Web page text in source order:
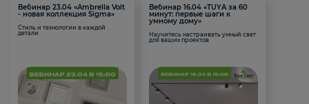
Вебинар 23.04 «Ambrella Volt
- новая коллекция Sigma»
Стиль и технологии в каждой
детали
Вебинар 16.04 «TUYA за 60
минут: первые шаги к
умному дому»
Научитесь настраивать умный свет
для ваших проектов